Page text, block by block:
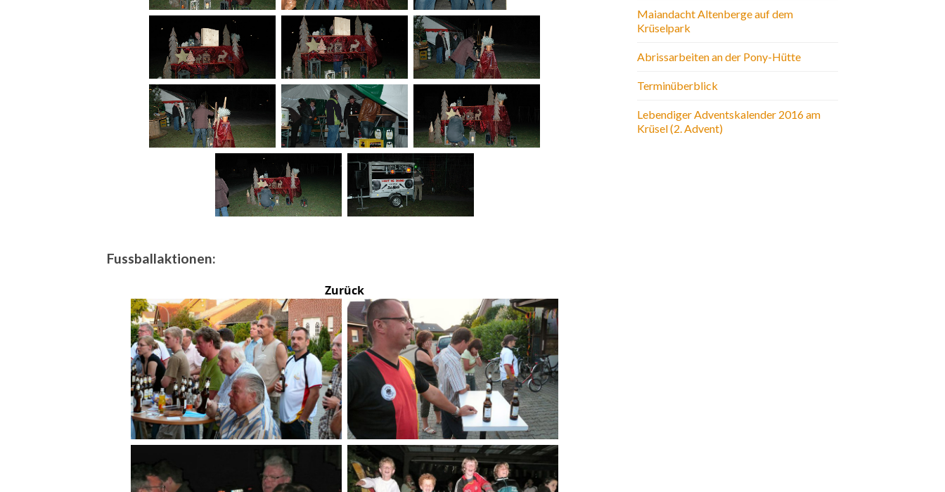
Fussballaktionen:
Zurück
Maiandacht Altenberge auf dem
Krüselpark
Abrissarbeiten an der Pony-Hütte
Terminüberblick
Lebendiger Adventskalender 2016 am
Krüsel (2. Advent)